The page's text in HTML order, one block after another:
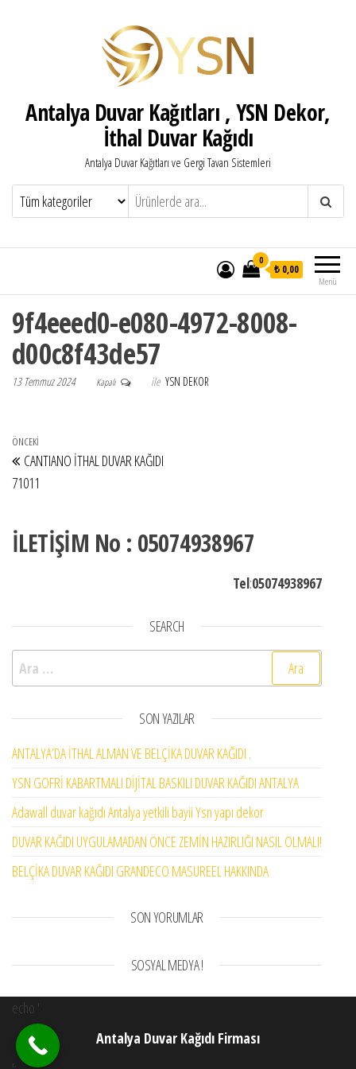
Antalya Duvar Kağıtları , YSN Dekor,
İthal Duvar Kağıdı
Antalya Duvar Kağıtları ve Gergi Tavan Sistemleri
Menü
0
₺ 0,00
9f4eeed0-e080-4972-8008-
d00c8f43de57
13 Temmuz 2024 Kapalı ile YSN DEKOR
Yazı gezinmesi
Önceki Yazı
ÖNCEKI
CANTIANO İTHAL DUVAR KAĞIDI
71011
İLETİŞİM No : 05074938967
Tel:05074938967
SEARCH
Arama:
SON YAZILAR
ANTALYA’DA İTHAL ALMAN VE BELÇİKA DUVAR KAĞIDI .
YSN GOFRİ KABARTMALI DİJİTAL BASKILI DUVAR KAĞIDI ANTALYA
Adawall duvar kağıdı Antalya yetkili bayii Ysn yapı dekor
DUVAR KAĞIDI UYGULAMADAN ÖNCE ZEMİN HAZIRLIĞI NASIL OLMALI!
BELÇİKA DUVAR KAĞIDI GRANDECO MASUREEL HAKKINDA
SON YORUMLAR
SOSYAL MEDYA !
echo '
Antalya Duvar Kağıdı Firması